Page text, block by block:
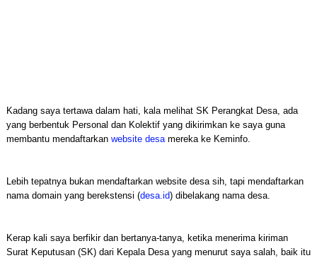
Kadang saya tertawa dalam hati, kala melihat SK Perangkat Desa, ada
yang berbentuk Personal dan Kolektif yang dikirimkan ke saya guna
membantu mendaftarkan website desamereka ke Keminfo.
Lebih tepatnya bukan mendaftarkan website desa sih, tapi mendaftarkan
nama domain yang berekstensi (desa.id) dibelakang nama desa.
Kerap kali saya berfikir dan bertanya-tanya, ketika menerima kiriman
Surat Keputusan (SK) dari Kepala Desa yang menurut saya salah, baik itu